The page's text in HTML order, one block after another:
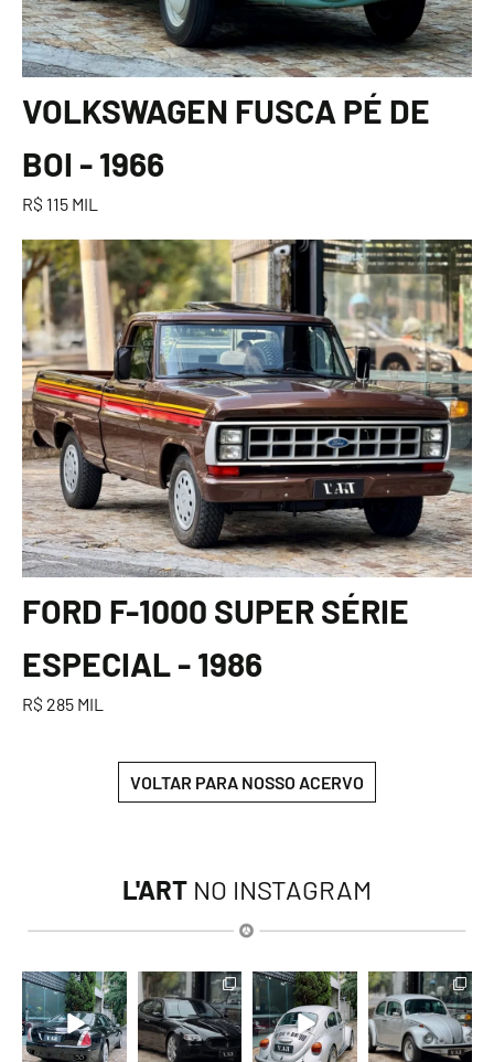
VOLKSWAGEN FUSCA PÉ DE
BOI - 1966
R$ 115 MIL
FORD F-1000 SUPER SÉRIE
ESPECIAL - 1986
R$ 285 MIL
VOLTAR PARA NOSSO ACERVO
L'ART NO INSTAGRAM
lart.br
Ago 6
lart.br
Ago 6
lart.br
Ago 6
lart.br
Ago 6